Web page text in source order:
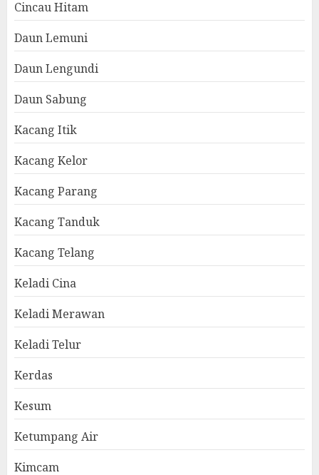
Cincau Hitam
Daun Lemuni
Daun Lengundi
Daun Sabung
Kacang Itik
Kacang Kelor
Kacang Parang
Kacang Tanduk
Kacang Telang
Keladi Cina
Keladi Merawan
Keladi Telur
Kerdas
Kesum
Ketumpang Air
Kimcam